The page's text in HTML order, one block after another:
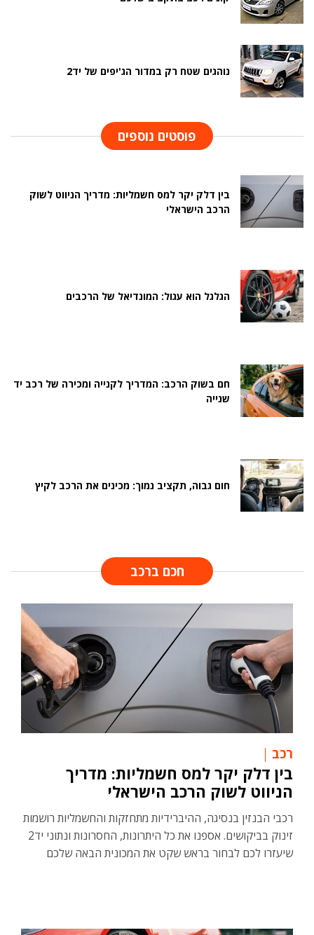
נוהגים שטח רק במדור הג'יפים של יד2
פוסטים נוספים
בין דלק יקר למס חשמליות: מדריך הניווט לשוק
הרכב הישראלי
הגלגל הוא עגול: המונדיאל של הרכבים
חם בשוק הרכב: המדריך לקנייה ומכירה של רכב יד
שנייה
חום גבוה, תקציב נמוך: מכינים את הרכב לקיץ
חכם ברכב
רכב
בין דלק יקר למס חשמליות: מדריך
הניווט לשוק הרכב הישראלי
רכבי הבנזין בנסיגה, ההיברידיות מתחזקות והחשמליות רושמות
זינוק בביקושים. אספנו את כל היתרונות, החסרונות ונתוני יד2
שיעזרו לכם לבחור בראש שקט את המכונית הבאה שלכם